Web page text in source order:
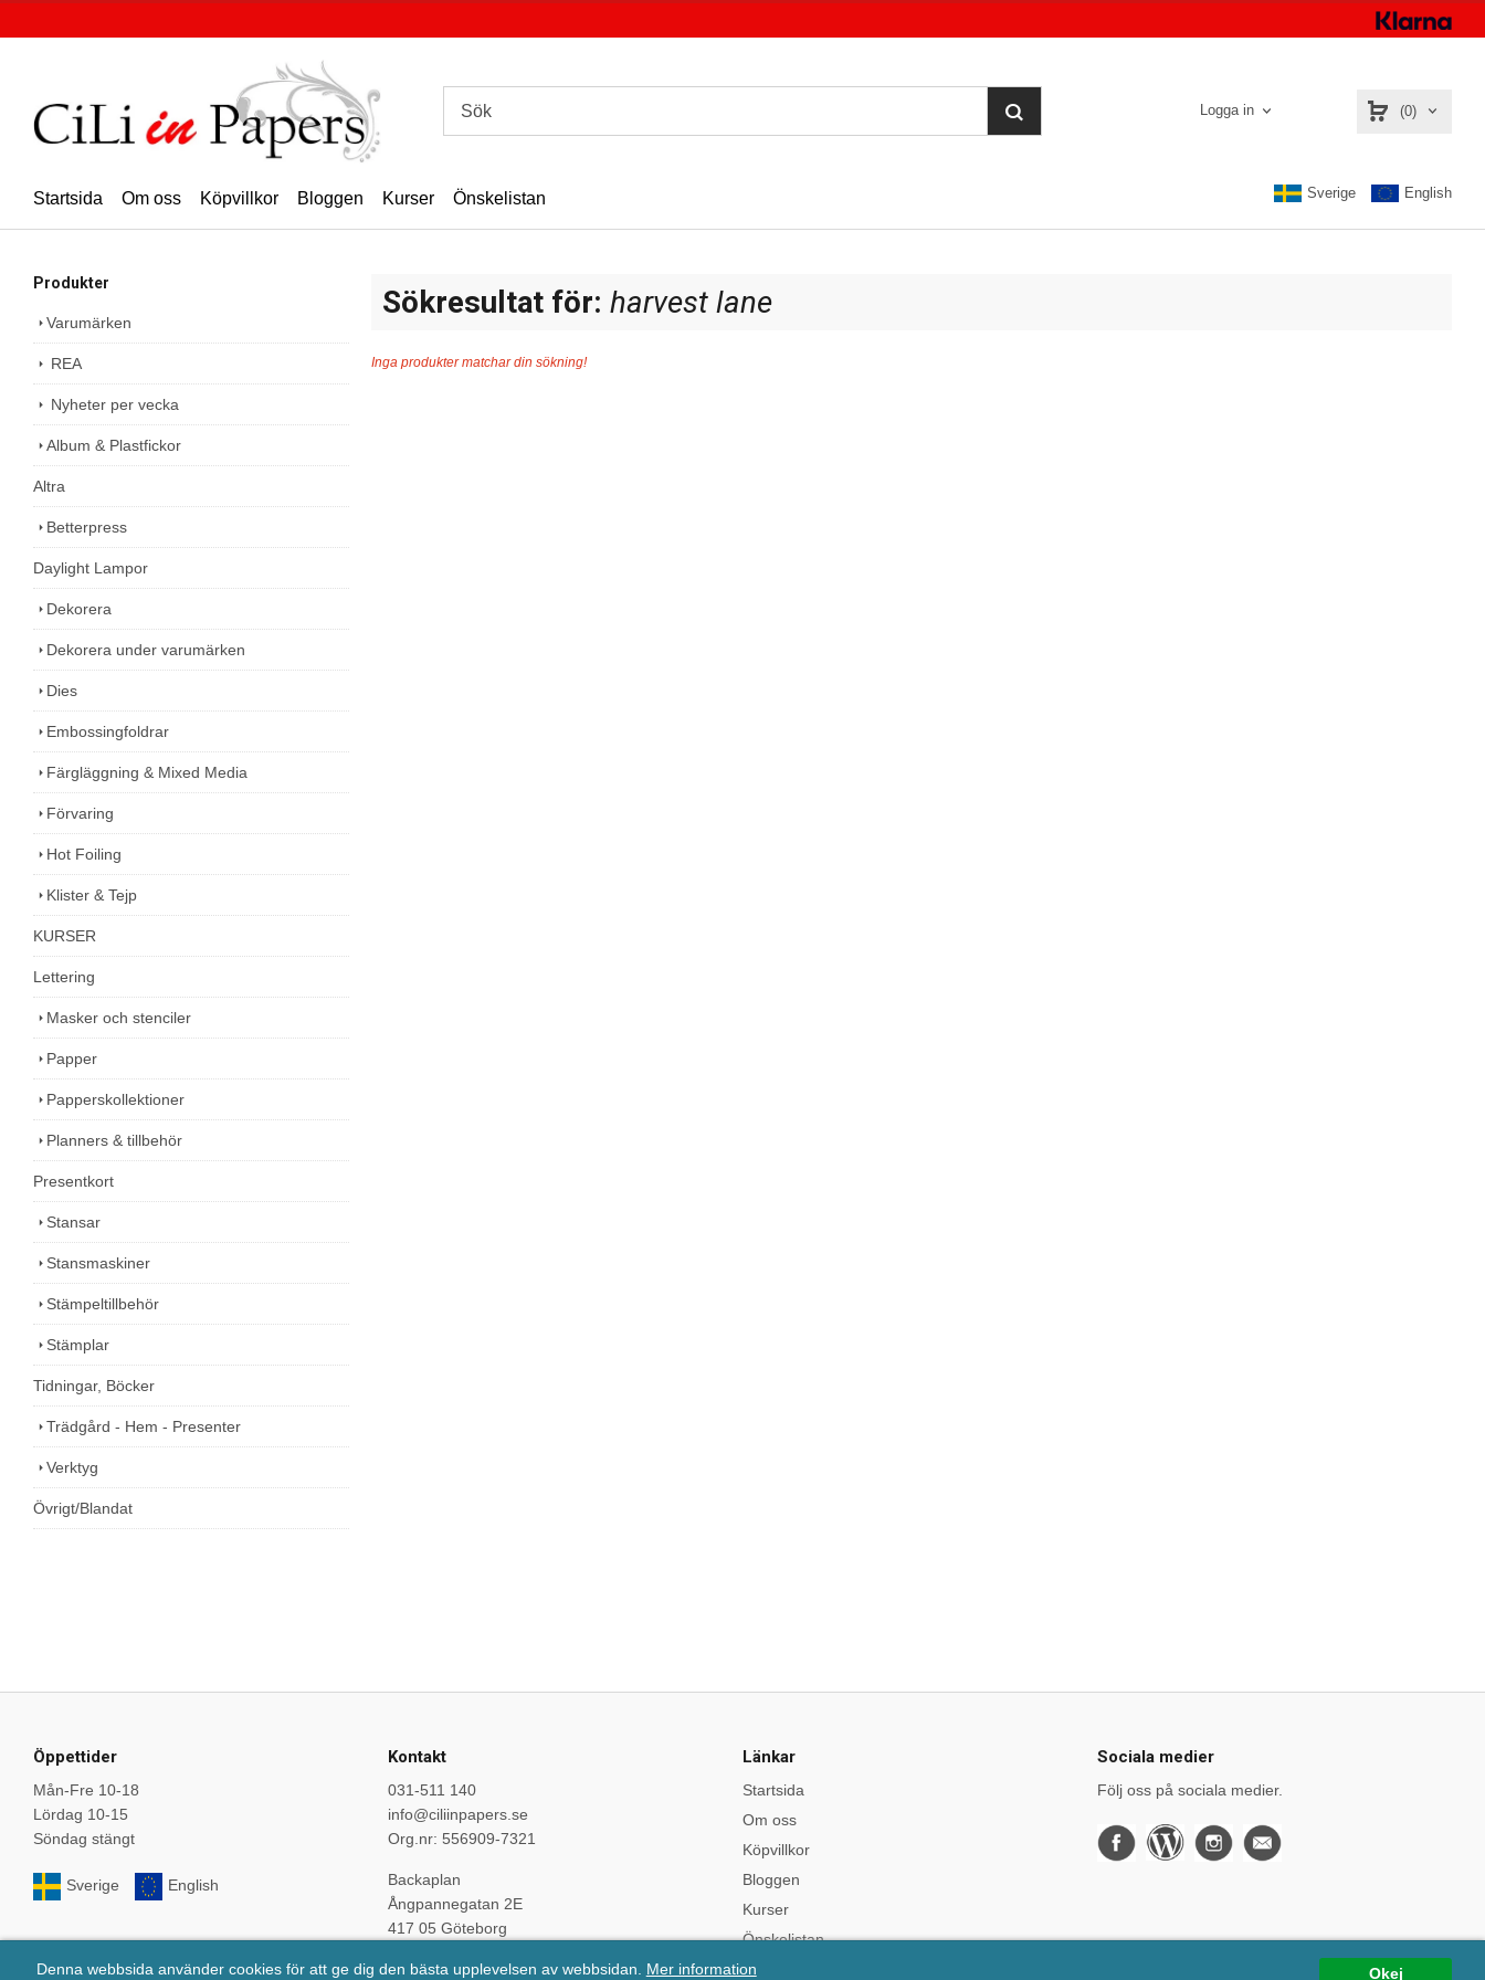
Okej
Denna webbsida använder cookies för att ge dig den bästa upplevelsen av webbsidan. Mer information
Logga in (0)
Startsida Om oss Köpvillkor Bloggen Kurser Önskelistan Sverige English
Produkter
Varumärken
REA
Nyheter per vecka
Album & Plastfickor
Altra
Betterpress
Daylight Lampor
Dekorera
Dekorera under varumärken
Dies
Embossingfoldrar
Färgläggning & Mixed Media
Förvaring
Hot Foiling
Klister & Tejp
KURSER
Lettering
Masker och stenciler
Papper
Papperskollektioner
Planners & tillbehör
Presentkort
Stansar
Stansmaskiner
Stämpeltillbehör
Stämplar
Tidningar, Böcker
Trädgård - Hem - Presenter
Verktyg
Övrigt/Blandat
Sökresultat för: harvest lane
Inga produkter matchar din sökning!
Öppettider
Mån-Fre 10-18
Lördag 10-15
Söndag stängt
Sverige English
Kontakt
031-511 140
info@ciliinpapers.se
Org.nr: 556909-7321
Backaplan
Ångpannegatan 2E
417 05 Göteborg
Länkar
Startsida
Om oss
Köpvillkor
Bloggen
Kurser
Önskelistan
Sociala medier
Följ oss på sociala medier.